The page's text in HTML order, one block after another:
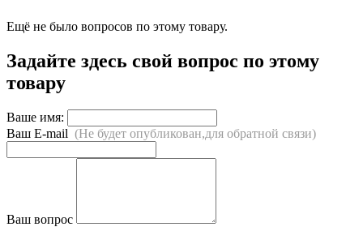
Ещё не было вопросов по этому товару.
Задайте здесь свой вопрос по этому
товару
Ваше имя:
Ваш E-mail (Не будет опубликован,для обратной связи)
Ваш вопрос